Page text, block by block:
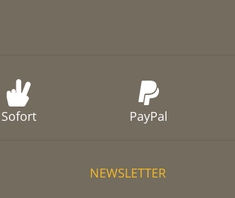
Sofort PayPal
NEWSLETTER